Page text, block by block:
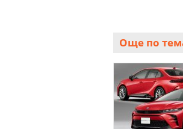
Още по